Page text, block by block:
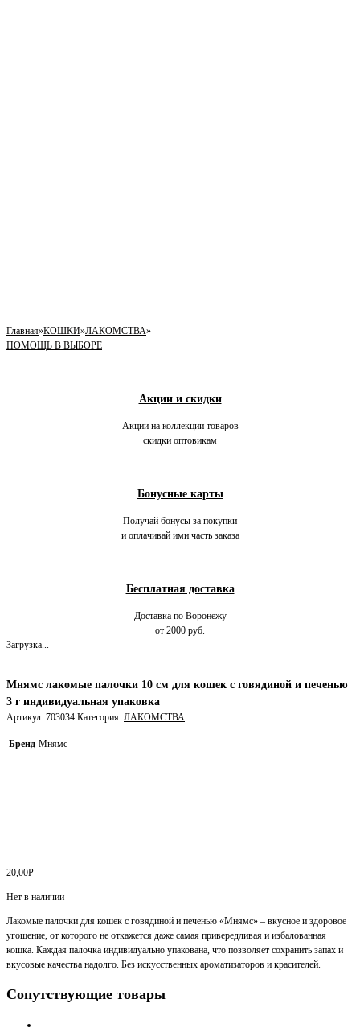
Главная»КОШКИ»ЛАКОМСТВА»
ПОМОЩЬ В ВЫБОРЕ
Акции и скидки
Акции на коллекции товаров
скидки оптовикам
Бонусные карты
Получай бонусы за покупки
и оплачивай ими часть заказа
Бесплатная доставка
Доставка по Воронежу
от 2000 руб.
Загрузка...
Мнямс лакомые палочки 10 см для кошек с говядиной и печенью
3 г индивидуальная упаковка
Артикул: 703034 Категория: ЛАКОМСТВА
Бренд Мнямс
20,00Р
Нет в наличии
Лакомые палочки для кошек с говядиной и печенью «Мнямс» – вкусное и здоровое
угощение, от которого не откажется даже самая привередливая и избалованная
кошка. Каждая палочка индивидуально упакована, что позволяет сохранить запах и
вкусовые качества надолго. Без искусственных ароматизаторов и красителей.
Сопутствующие товары